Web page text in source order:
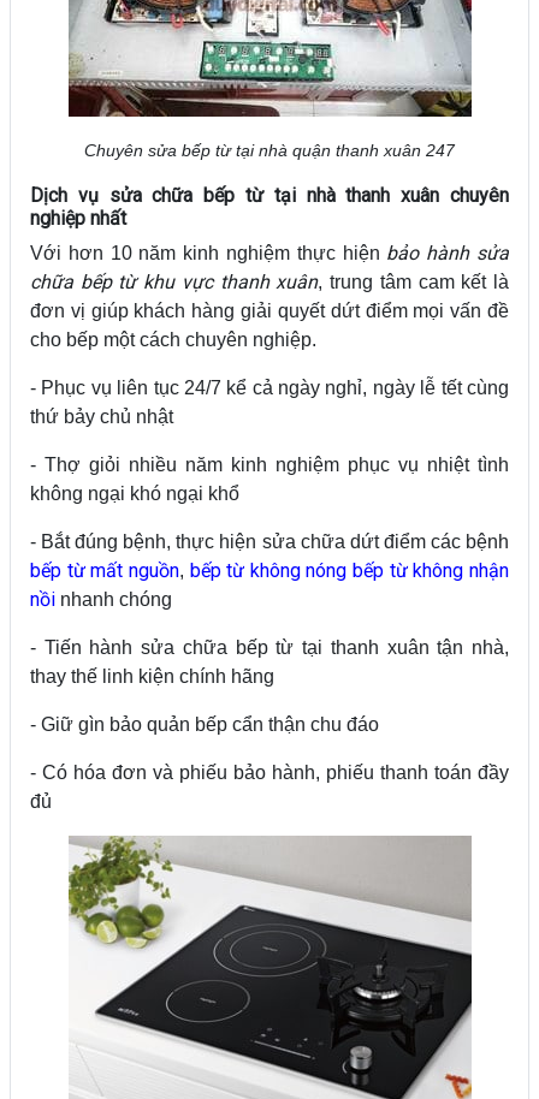
Chuyên sửa bếp từ tại nhà quận thanh xuân 247
Dịch vụ sửa chữa bếp từ tại nhà thanh xuân chuyên
nghiệp nhất
Với hơn 10 năm kinh nghiệm thực hiện bảo hành sửa
chữa bếp từ khu vực thanh xuân, trung tâm cam kết là
đơn vị giúp khách hàng giải quyết dứt điểm mọi vấn đề
cho bếp một cách chuyên nghiệp.
- Phục vụ liên tục 24/7 kể cả ngày nghỉ, ngày lễ tết cùng
thứ bảy chủ nhật
- Thợ giỏi nhiều năm kinh nghiệm phục vụ nhiệt tình
không ngại khó ngại khổ
- Bắt đúng bệnh, thực hiện sửa chữa dứt điểm các bệnh
bếp từ mất nguồn, bếp từ không nóng bếp từ không nhận
nồi nhanh chóng
- Tiến hành sửa chữa bếp từ tại thanh xuân tận nhà,
thay thế linh kiện chính hãng
- Giữ gìn bảo quản bếp cẩn thận chu đáo
- Có hóa đơn và phiếu bảo hành, phiếu thanh toán đầy
đủ